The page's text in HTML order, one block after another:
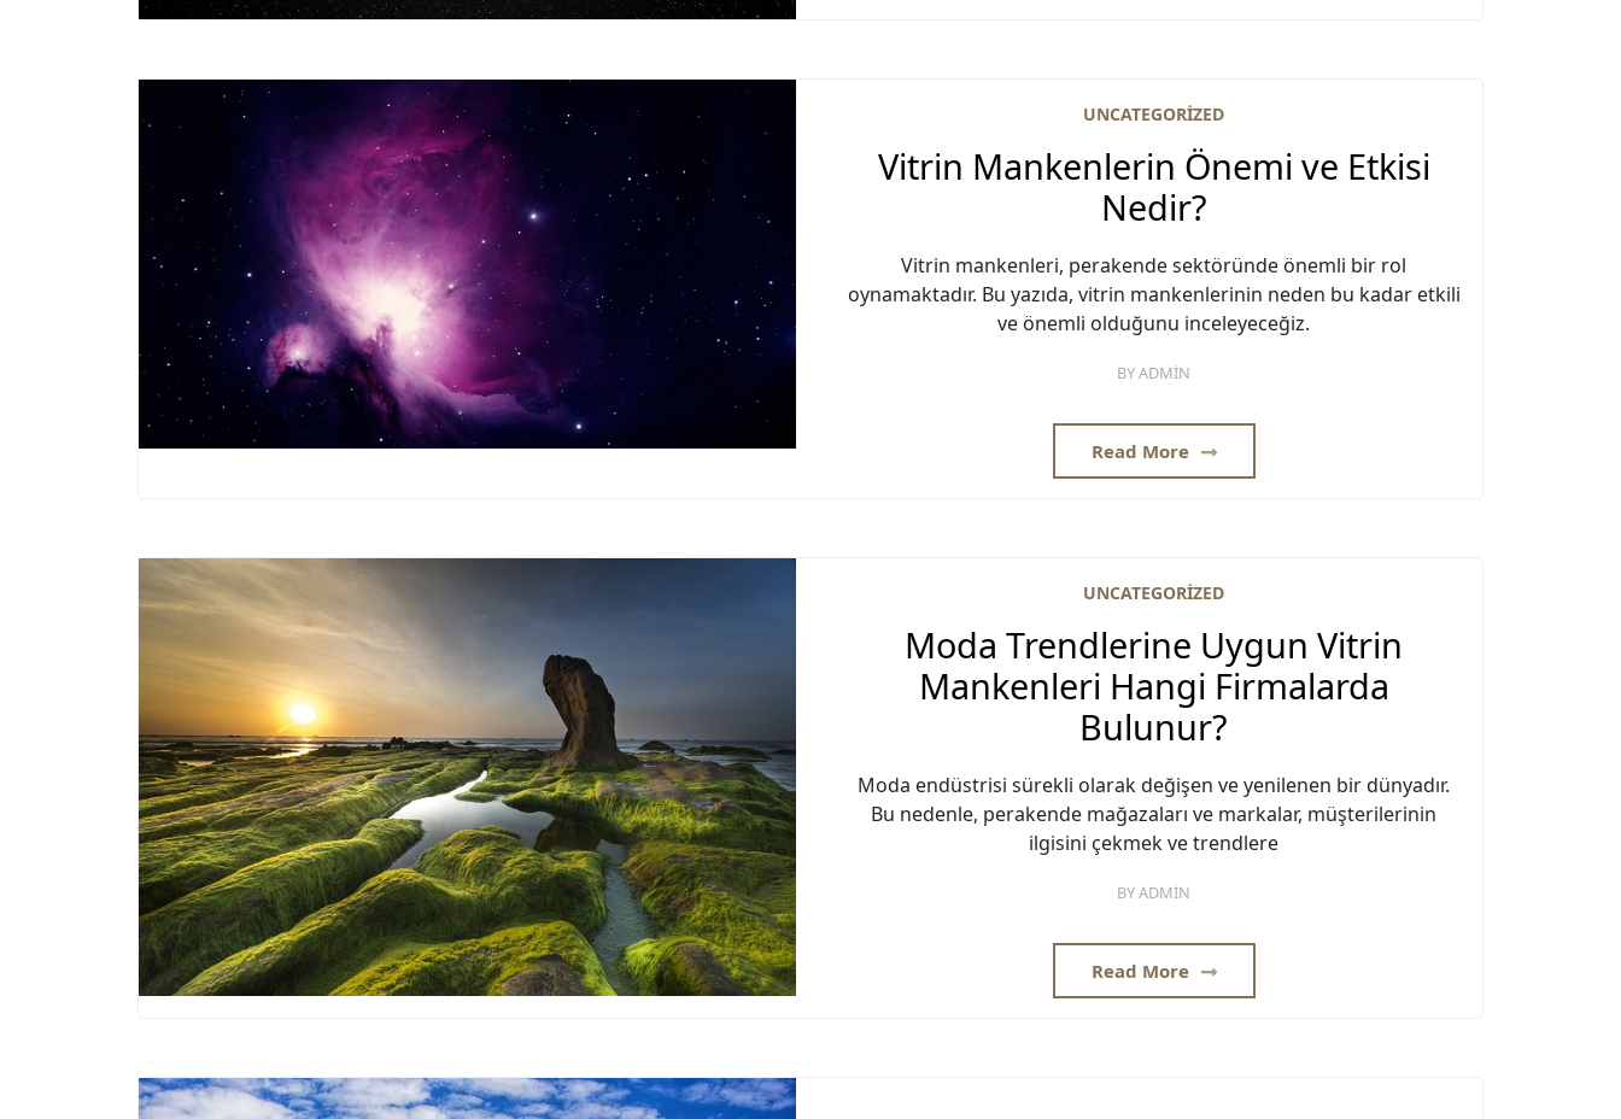
UNCATEGORIZED
Vitrin Mankenlerin Önemi ve Etkisi
Nedir?
Vitrin mankenleri, perakende sektöründe önemli bir rol
oynamaktadır. Bu yazıda, vitrin mankenlerinin neden bu kadar etkili
ve önemli olduğunu inceleyeceğiz.
BYADMIN
Read More
UNCATEGORIZED
Moda Trendlerine Uygun Vitrin
Mankenleri Hangi Firmalarda
Bulunur?
Moda endüstrisi sürekli olarak değişen ve yenilenen bir dünyadır.
Bu nedenle, perakende mağazaları ve markalar, müşterilerinin
ilgisini çekmek ve trendlere
BYADMIN
Read More